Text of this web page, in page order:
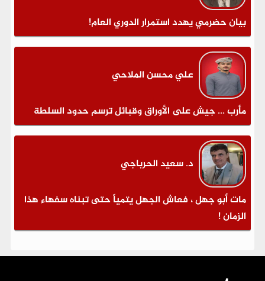
بيان حضرمي يهدد استمرار الدوري العام!
علي محسن الملاحي
مأرب ... جيش على الأوراق وقبائل ترسم حدود السلطة
د. سعيد الحرباجي
مات أبو جهل ، فعاش الجهل يتمياً حتى تبناه سفهاء هذا
الزمان !